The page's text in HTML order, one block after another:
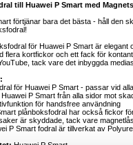
till Huawei P Smart med
förtjänar bara det bästa - håll den
för Huawei P Smart är elegant
flera kortfickor och ett fack för
tack vare det inbyggda
för Huawei P Smart - passar vid
P Smart från alla sidor mot
för handsfree användning
plånboksfodral har också fickor
är skyddade, tack vare
P Smart fodral är tillverkat av